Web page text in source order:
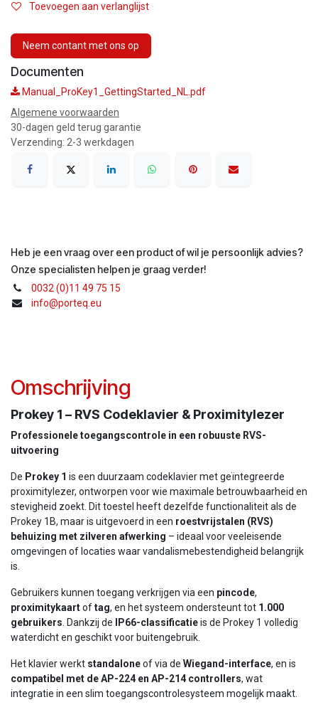
Toevoegen aan verlanglijst
Neem contant met ons op
Documenten
Manual_ProKey1_GettingStarted_NL.pdf
Algemene voorwaarden
30-dagen geld terug garantie
Verzending: 2-3 werkdagen
Heb je een vraag over een product of wil je persoonlijk advies?
Onze specialisten helpen je graag verder!
0032 (0)11 49 75 15
info@porteq.eu
Omschrijving
Prokey 1 – RVS Codeklavier & Proximitylezer
Professionele toegangscontrole in een robuuste RVS-
uitvoering
De Prokey 1 is een duurzaam codeklavier met geïntegreerde
proximitylezer, ontworpen voor wie maximale betrouwbaarheid en
stevigheid zoekt. Dit toestel heeft dezelfde functionaliteit als de
Prokey 1B, maar is uitgevoerd in een roestvrijstalen (RVS)
behuizing met zilveren afwerking – ideaal voor veeleisende
omgevingen of locaties waar vandalismebestendigheid belangrijk
is.
Gebruikers kunnen toegang verkrijgen via een pincode,
proximitykaartoftag, en het systeem ondersteunt tot 1.000
gebruikers. Dankzij de IP66-classificatieis de Prokey 1 volledig
waterdicht en geschikt voor buitengebruik.
Het klavier werkt standaloneof via de Wiegand-interface, en is
compatibel met de AP-224 en AP-214 controllers, wat
integratie in een slim toegangscontrolesysteem mogelijk maakt.